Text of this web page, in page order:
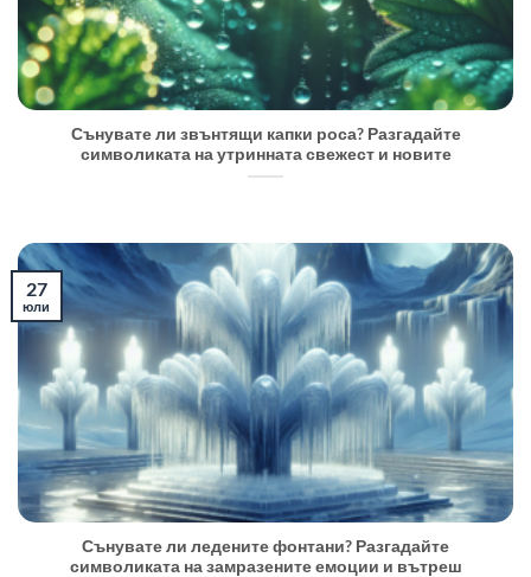
Сънувате ли звънтящи капки роса? Разгадайте
символиката на утринната свежест и новите
Сънувате ли ледените фонтани? Разгадайте
символиката на замразените емоции и вътреш
27
юли